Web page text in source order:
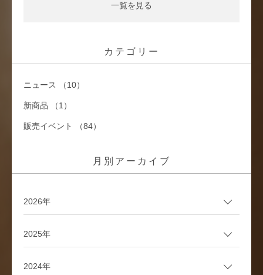
一覧を見る
カテゴリー
ニュース （10）
新商品 （1）
販売イベント （84）
月別アーカイブ
2026年
2025年
2024年